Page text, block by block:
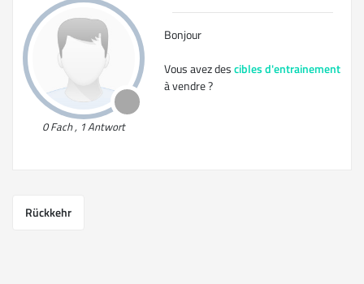
0 Fach , 1 Antwort
Bonjour
Vous avez descibles d'entrainement
à vendre ?
Rückkehr